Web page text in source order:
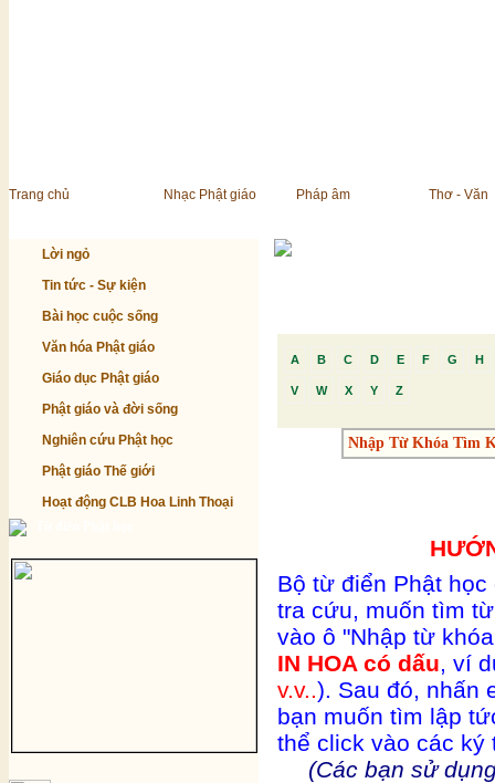
Trang chủ Nhạc Phật giáo Pháp âm Thơ - Văn
Lời ngỏ
Tin tức - Sự kiện
Bài học cuộc sống
Văn hóa Phật giáo
Giáo dục Phật giáo
Phật giáo và đời sống
Nghiên cứu Phật học
Phật giáo Thế giới
Hoạt động CLB Hoa Linh Thoại
A B C D E F G H
V W X Y Z
Bộ từ điển Phật
tra cứu, muốn tìm
vào ô "Nhập từ
IN HOA có dấu, ví
v.v..). Sau đó, nhấn
bạn muốn tìm lập
thể click vào các ký
(Các bạn sử